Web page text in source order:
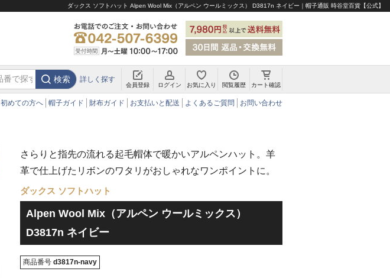
ダックス ソフトハット Alpen Wool Mix（アルペン ウールミックス） D3817n ネイビー｜帽子通販 時谷堂百貨【公式】
検索 詳しく探す
会員登録 ログイン お気に入り 閲覧履歴 カート確認
初めての方へ 帽子ガイド 財布ガイド お支払いと配送 よくあるご質問 お問い合わせ
さらりと指先の流れる起毛帽体で暖かいアルペンハット。羊
革で仕上げたリボンのワタリがおしゃれなワンポイントに。
ダックス ソフトハット
Alpen Wool Mix（アルペン ウールミックス）
D3817n ネイビー
商品番号 d3817n-navy